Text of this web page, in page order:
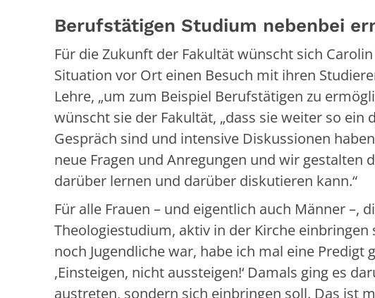
Berufstätigen Studium nebenbei
Für die Zukunft der Fakultät wünscht sich
Situation vor Ort einen Besuch mit ihren
Lehre, „um zum Beispiel Berufstätigen zu
wünscht sie der Fakultät, „dass sie weiter so
Gespräch sind und intensive Diskussionen
neue Fragen und Anregungen und wir
darüber lernen und darüber diskutieren kann.“
Für alle Frauen – und eigentlich auch Männer –,
Theologiestudium, aktiv in der Kirche einbringen
noch Jugendliche war, habe ich mal eine
,Einsteigen, nicht aussteigen!‘ Damals ging es
austreten, sondern sich einbringen soll. Das ist